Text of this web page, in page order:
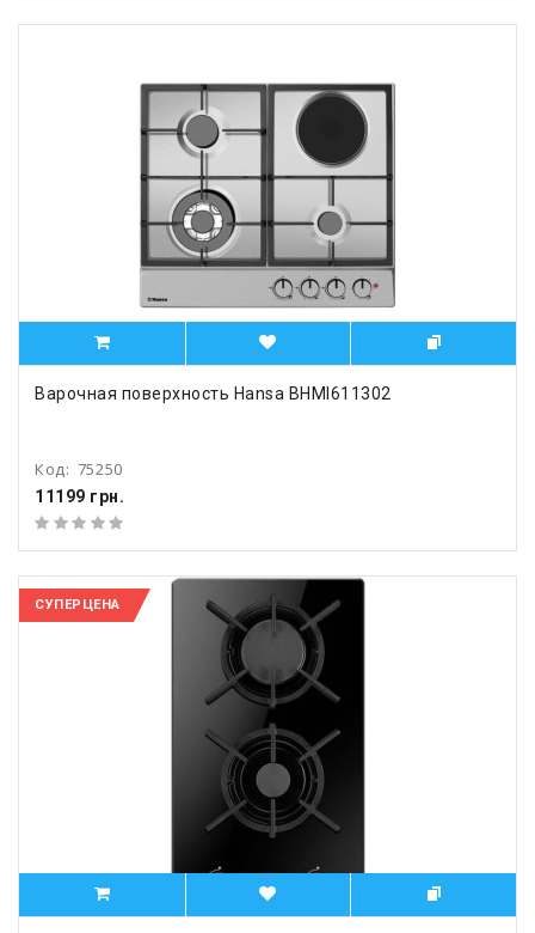
Варочная поверхность Hansa BHMI611302
Код: 75250
11199 грн.
СУПЕРЦЕНА